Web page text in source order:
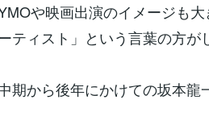
や映画出演のイメージも大
ティスト」という言葉の方が
期から後年にかけての坂本龍